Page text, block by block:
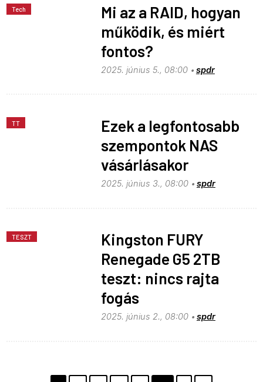
Tech
Mi az a RAID, hogyan
működik, és miért
fontos?
2025. június 5., 08:00 spdr
TT
Ezek a legfontosabb
szempontok NAS
vásárlásakor
2025. június 3., 08:00 spdr
TESZT
Kingston FURY
Renegade G5 2TB
teszt: nincs rajta
fogás
2025. június 2., 08:00 spdr